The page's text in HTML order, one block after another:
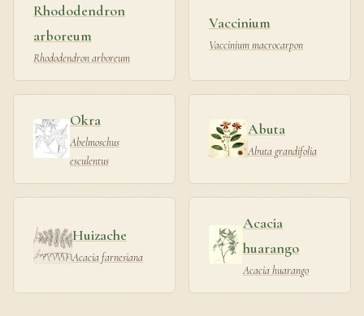
Rhododendron
arboreum
Rhododendron arboreum
Vaccinium
Vaccinium macrocarpon
Okra
Abelmoschus
esculentus
Abuta
Abuta grandifolia
Huizache
Acacia farnesiana
Acacia
huarango
Acacia huarango